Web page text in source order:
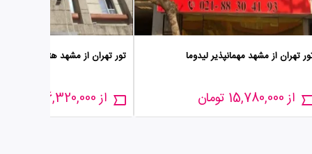
تهران از مشهد مهمانپذیر لیدوما
از 15,780,000 تومان
تور تهران از مشهد هتل سعید
از 16,320,000 تومان